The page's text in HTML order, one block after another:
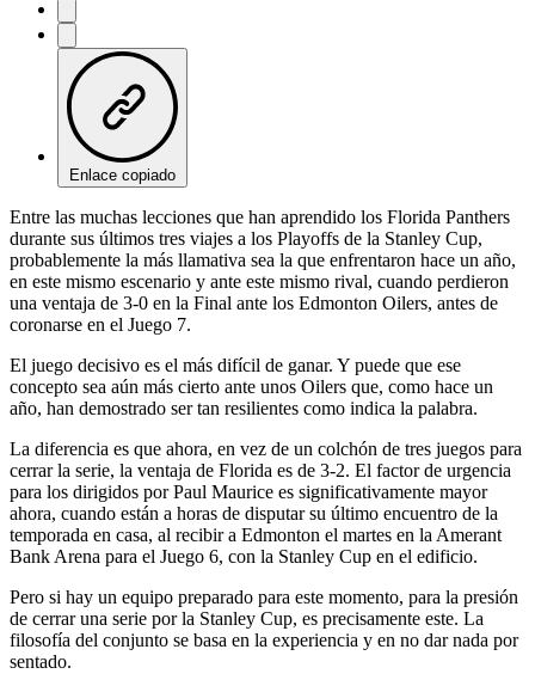
Enlace copiado
Entre las muchas lecciones que han aprendido los Florida Panthers
durante sus últimos tres viajes a los Playoffs de la Stanley Cup,
probablemente la más llamativa sea la que enfrentaron hace un año,
en este mismo escenario y ante este mismo rival, cuando perdieron
una ventaja de 3-0 en la Final ante los Edmonton Oilers, antes de
coronarse en el Juego 7.
El juego decisivo es el más difícil de ganar. Y puede que ese
concepto sea aún más cierto ante unos Oilers que, como hace un
año, han demostrado ser tan resilientes como indica la palabra.
La diferencia es que ahora, en vez de un colchón de tres juegos para
cerrar la serie, la ventaja de Florida es de 3-2. El factor de urgencia
para los dirigidos por Paul Maurice es significativamente mayor
ahora, cuando están a horas de disputar su último encuentro de la
temporada en casa, al recibir a Edmonton el martes en la Amerant
Bank Arena para el Juego 6, con la Stanley Cup en el edificio.
Pero si hay un equipo preparado para este momento, para la presión
de cerrar una serie por la Stanley Cup, es precisamente este. La
filosofía del conjunto se basa en la experiencia y en no dar nada por
sentado.